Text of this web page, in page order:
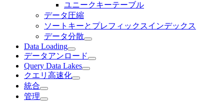
ユニークキーテーブル
データ圧縮
ソートキーとプレフィックスインデックス
データ分散
Data Loading
データアンロード
Query Data Lakes
クエリ高速化
統合
管理